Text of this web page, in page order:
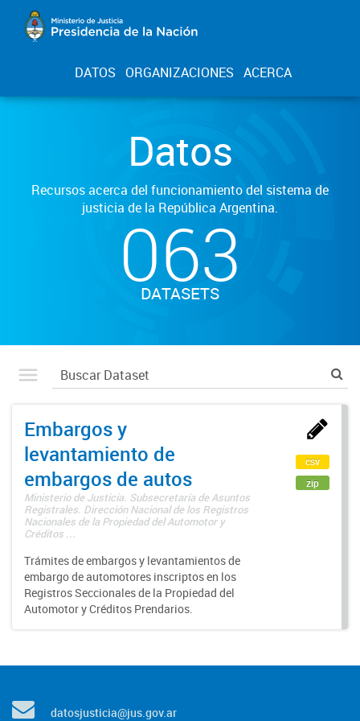
DATOS ORGANIZACIONES ACERCA
Datos
Recursos acerca del funcionamiento del sistema de
justicia de la República Argentina.
063
DATASETS
Embargos y
levantamiento de
embargos de autos
Ministerio de Justicia. Subsecretaría de Asuntos
Registrales. Dirección Nacional de los Registros
Nacionales de la Propiedad del Automotor y
Créditos ...
Trámites de embargos y levantamientos de
embargo de automotores inscriptos en los
Registros Seccionales de la Propiedad del
Automotor y Créditos Prendarios.
csv
zip
datosjusticia@jus.gov.ar